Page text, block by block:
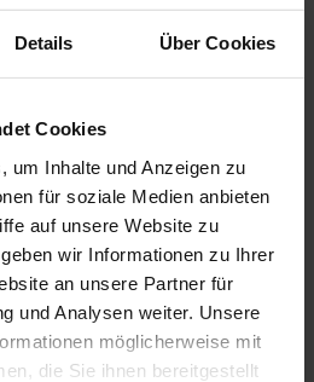
Details Über Cookies
Cookies
um Inhalte und Anzeigen zu
für soziale Medien anbieten
auf unsere Website zu
wir Informationen zu Ihrer
an unsere Partner für
und Analysen weiter. Unsere
möglicherweise mit
die Sie ihnen bereitgestellt
Paw Patrol Malset mit
Stickern
Preis:4,49 €
4,49 €
IN DEN KORB